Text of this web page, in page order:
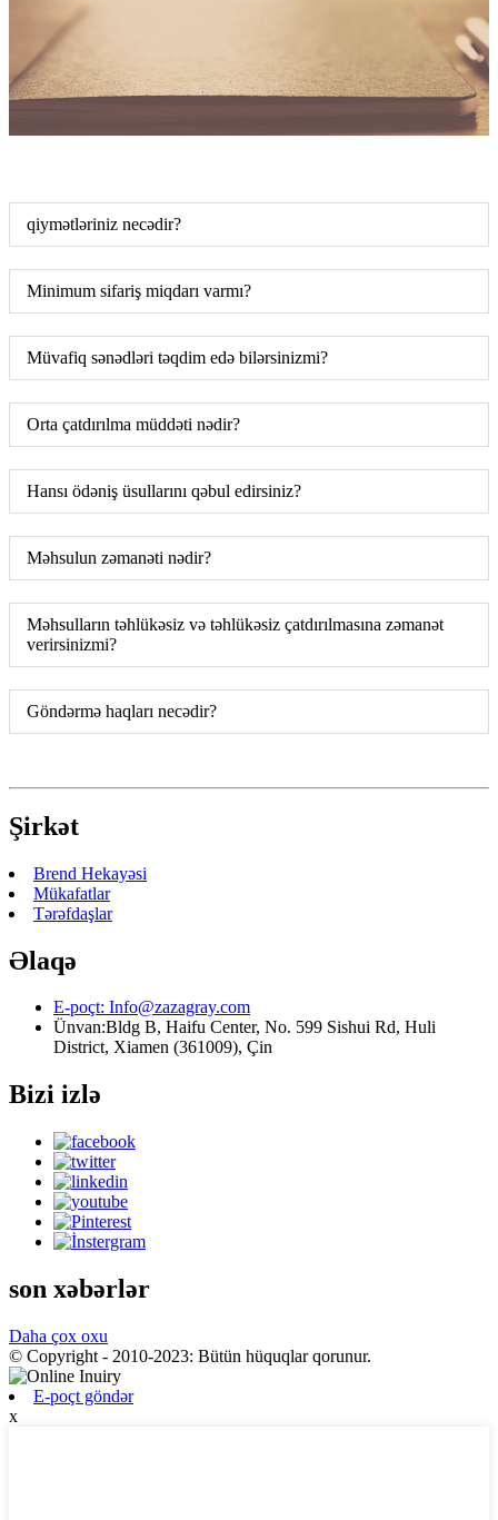
qiymətləriniz necədir?
Minimum sifariş miqdarı varmı?
Müvafiq sənədləri təqdim edə bilərsinizmi?
Orta çatdırılma müddəti nədir?
Hansı ödəniş üsullarını qəbul edirsiniz?
Məhsulun zəmanəti nədir?
Məhsulların təhlükəsiz və təhlükəsiz çatdırılmasına zəmanət
verirsinizmi?
Göndərmə haqları necədir?
Şirkət
Brend Hekayəsi
Mükafatlar
Tərəfdaşlar
Əlaqə
E-poçt: Info@zazagray.com
Ünvan:Bldg B, Haifu Center, No. 599 Sishui Rd, Huli
District, Xiamen (361009), Çin
Bizi izlə
son xəbərlər
Daha çox oxu
© Copyright - 2010-2023: Bütün hüquqlar qorunur.
E-poçt göndər
x